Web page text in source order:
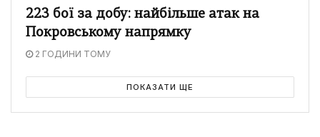
223 бої за добу: найбільше атак на
Покровському напрямку
2 ГОДИНИ ТОМУ
ПОКАЗАТИ ЩЕ